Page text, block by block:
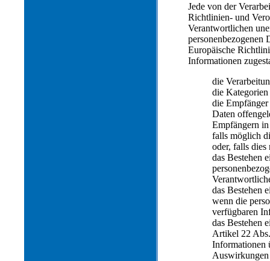
Jede von der
Richtlinien- und
Verantwortlichen
personenbezogenen
Europäische
Informationen
die
die Kategorien
die
Daten
Empfängern
falls möglich
oder, falls
das Bestehen
das Bestehen
wenn die
verfügbaren
das Bestehen
Artikel 22
Informationen
Auswirkungen